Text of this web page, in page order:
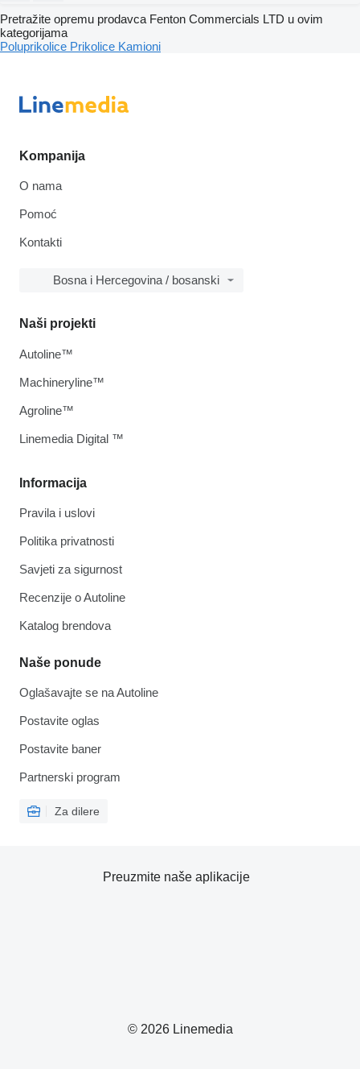
Pretražite opremu prodavca Fenton Commercials LTD u ovim
kategorijama
Poluprikolice Prikolice Kamioni
Kompanija
O nama
Pomoć
Kontakti
Bosna i Hercegovina / bosanski
Informacija
Pravila i uslovi
Politika privatnosti
Savjeti za sigurnost
Recenzije o Autoline
Katalog brendova
Naše ponude
Oglašavajte se na Autoline
Postavite oglas
Postavite baner
Partnerski program
Za dilere
Naši projekti
Autoline™
Machineryline™
Agroline™
Linemedia Digital ™
© 2026 Linemedia
Preuzmite naše aplikacije